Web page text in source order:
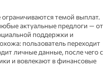
темой выплат.
актуальные предлоги — от
поддержки и
пользователь переходит
личные данные, после чего с
и вовлекают в финансовые